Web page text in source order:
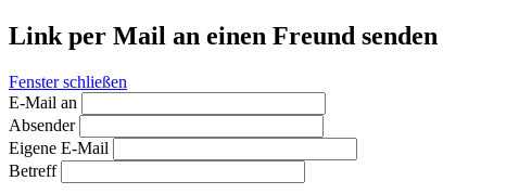
Link per Mail an einen Freund senden
Fenster schließen
E-Mail an
Absender
Eigene E-Mail
Betreff